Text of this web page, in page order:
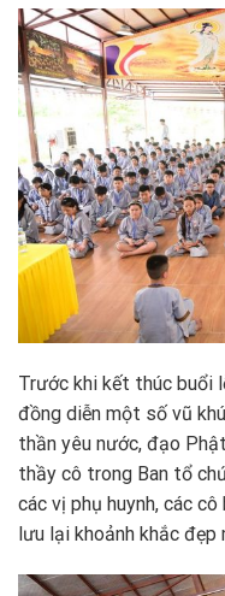
Trước khi kết thúc buổi
đồng diễn một số vũ
thần yêu nước, đạo
thầy cô trong Ban tổ
các vị phụ huynh, các
lưu lại khoảnh khắc đẹp